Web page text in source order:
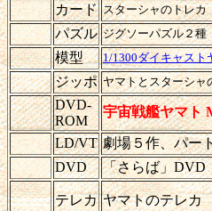
カード スターシャのトレカ
パズル ジグソーパズル２種
模型 1/1300ダイキャスト
ジッポ ヤマトとスターシャ
DVD-
ROM
宇宙戦艦ヤマト
LD/VT 劇場５作、パー
DVD
「さらば」DVD
テレカ ヤマトのテレカ